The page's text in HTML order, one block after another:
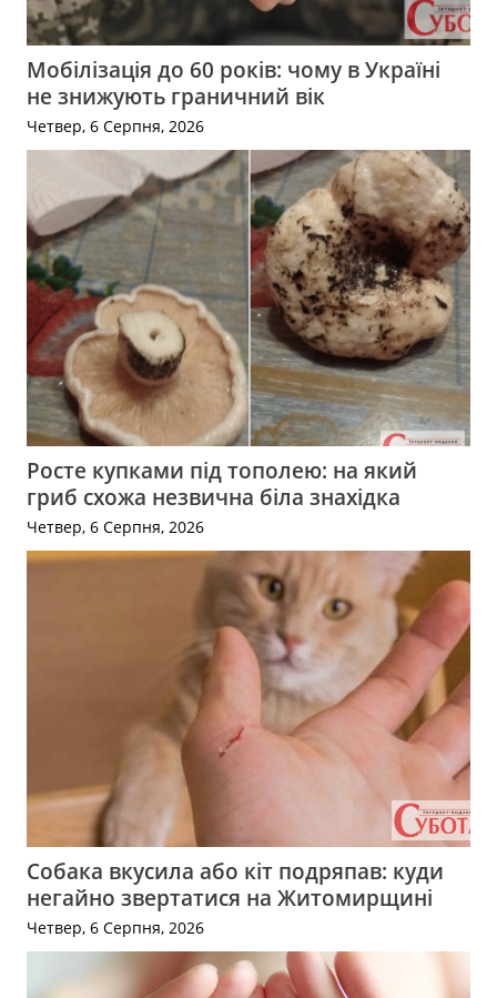
Мобілізація до 60 років: чому в Україні
не знижують граничний вік
Четвер, 6 Серпня, 2026
Росте купками під тополею: на який
гриб схожа незвична біла знахідка
Четвер, 6 Серпня, 2026
Собака вкусила або кіт подряпав: куди
негайно звертатися на Житомирщині
Четвер, 6 Серпня, 2026